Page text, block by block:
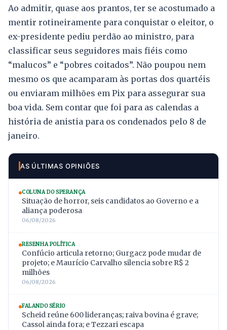
Ao admitir, quase aos prantos, ter se acostumado a
mentir rotineiramente para conquistar o eleitor, o
ex-presidente pediu perdão ao ministro, para
classificar seus seguidores mais fiéis como
“malucos” e “pobres coitados”. Não poupou nem
mesmo os que acamparam às portas dos quartéis
ou enviaram milhões em Pix para assegurar sua
boa vida. Sem contar que foi para as calendas a
história de anistia para os condenados pelo 8 de
janeiro.
AS ÚLTIMAS OPINIÕES
COLUNA DO SPERANÇA
Situação de horror, seis candidatos ao Governo e a
aliança poderosa
06/08/2026
RESENHA POLÍTICA
Confúcio articula retorno; Gurgacz pode mudar de
projeto; e Maurício Carvalho silencia sobre R$ 2
milhões
06/08/2026
FALANDO SÉRIO
Scheid reúne 600 lideranças; raiva bovina é grave;
Cassol ainda fora; e Tezzari escapa